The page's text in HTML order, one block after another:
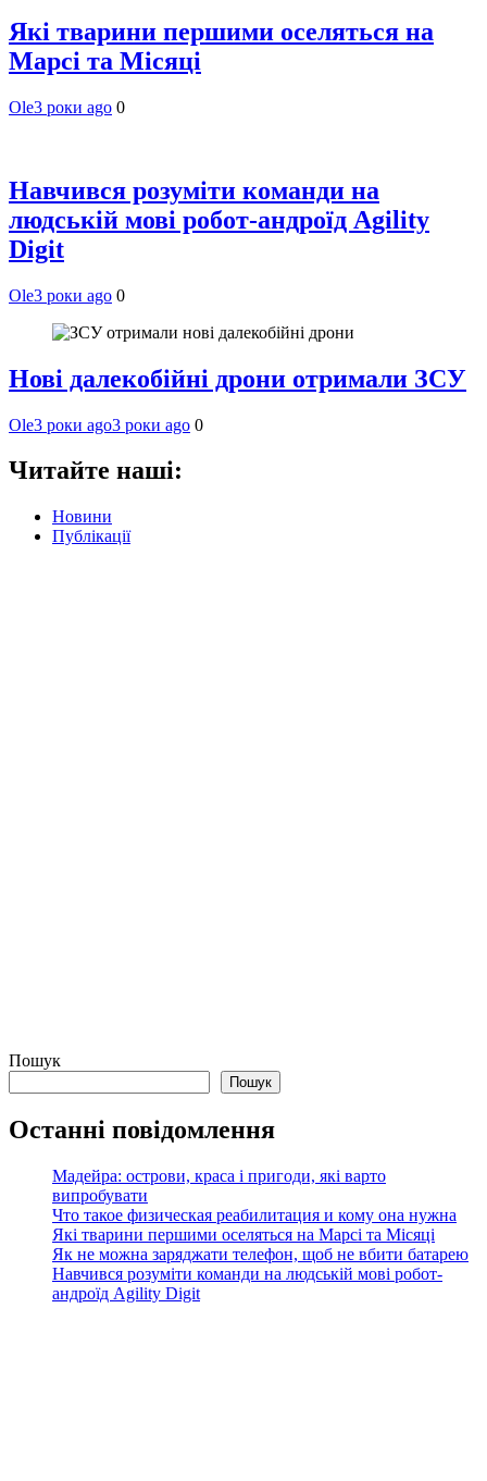
Які тварини першими оселяться на
Марсі та Місяці
Ole3 роки ago 0
Навчився розуміти команди на
людській мові робот-андроїд Agility
Digit
Ole3 роки ago 0
Нові далекобійні дрони отримали ЗСУ
Ole3 роки ago3 роки ago 0
Читайте наші:
Новини
Публікації
Пошук
Пошук
Останні повідомлення
Мадейра: острови, краса і пригоди, які варто
випробувати
Что такое физическая реабилитация и кому она нужна
Які тварини першими оселяться на Марсі та Місяці
Як не можна заряджати телефон, щоб не вбити батарею
Навчився розуміти команди на людській мові робот-
андроїд Agility Digit